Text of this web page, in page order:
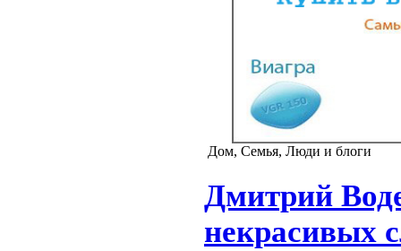
Дом, Семья, Люди и блоги
Дмитрий
некрасивых